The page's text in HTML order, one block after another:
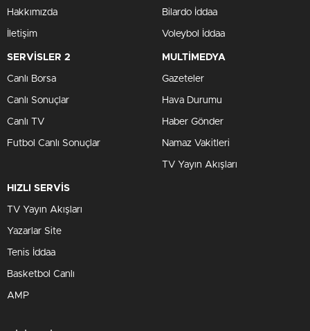
Hakkımızda
İletişim
Bilardo İddaa
Voleybol İddaa
SERVİSLER 2
Canlı Borsa
Canlı Sonuçlar
Canlı TV
Futbol Canlı Sonuçlar
MULTİMEDYA
Gazeteler
Hava Durumu
Haber Gönder
Namaz Vakitleri
TV Yayın Akışları
HIZLI SERVİS
TV Yayın Akışları
Yazarlar Site
Tenis İddaa
Basketbol Canlı
AMP